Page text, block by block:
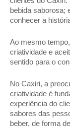
bebida saborosa;
conhecer a
Ao mesmo
criatividade e
sentido para o
No Caxiri, a
criatividade é
experiência do
sabores das
beber, de forma